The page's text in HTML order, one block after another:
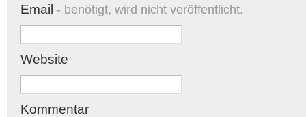
Email - benötigt, wird nicht veröffentlicht.
Website
Kommentar